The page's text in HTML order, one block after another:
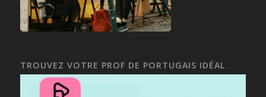
TROUVEZ VOTRE PROF DE PORTUGAIS IDÉAL